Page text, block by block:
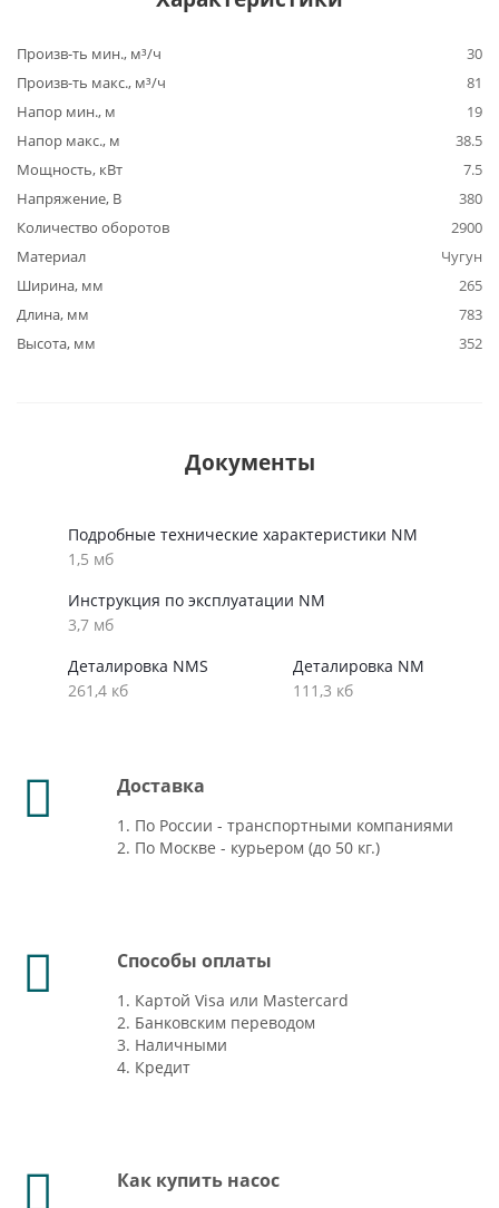
Произв-ть мин., м³/ч
30
Произв-ть макс., м³/ч
81
Напор мин., м
19
Напор макс., м
38.5
Мощность, кВт
7.5
Напряжение, В
380
Количество оборотов
2900
Материал
Чугун
Ширина, мм
265
Длина, мм
783
Высота, мм
352
Документы
Подробные технические характеристики NM
1,5 мб
Инструкция по эксплуатации NM
3,7 мб
Деталировка NMS
261,4 кб
Деталировка NM
111,3 кб
Доставка
1. По России - транспортными компаниями
2. По Москве - курьером (до 50 кг.)
Способы оплаты
1. Картой Visa или Mastercard
2. Банковским переводом
3. Наличными
4. Кредит
Как купить насос